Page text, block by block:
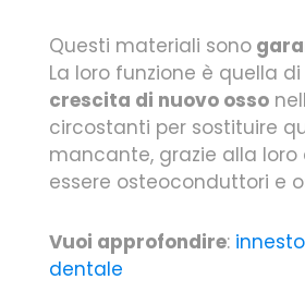
Questi materiali sono
La loro funzione è quella di
crescita di nuovo osso
circostanti per sostituire
mancante, grazie alla
essere osteoconduttori e
Vuoi approfondire:
dentale